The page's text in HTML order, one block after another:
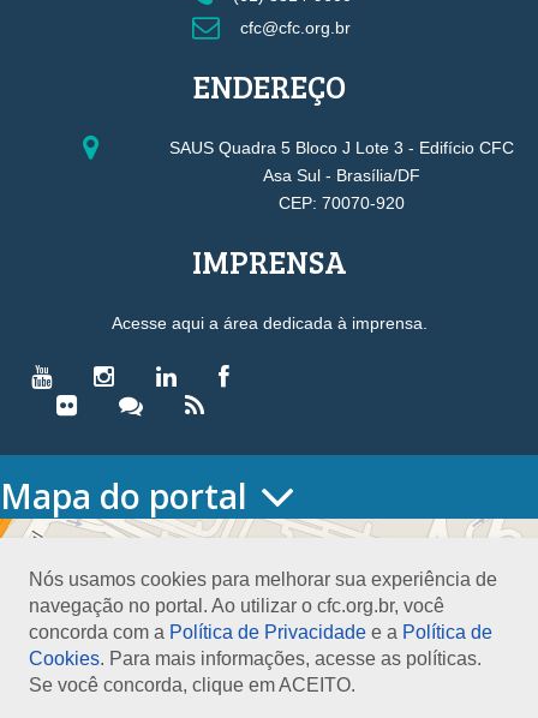
Nós usamos cookies para melhorar sua experiência de
navegação no portal. Ao utilizar o cfc.org.br, você
concorda com a Política de Privacidade e a Política de
Cookies. Para mais informações, acesse as políticas.
Se você concorda, clique em ACEITO.
cfc@cfc.org.br
ENDEREÇO
SAUS Quadra 5 Bloco J Lote 3 - Edifício CFC
Asa Sul - Brasília/DF
CEP: 70070-920
IMPRENSA
Acesse aqui a área dedicada à imprensa.
Mapa do portal
HOME
Conselho Diretor
Nossa Sede
Planejamento
Organograma
Medalha João Lyra